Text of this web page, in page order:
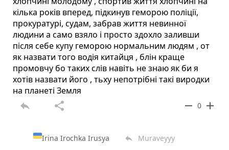
кілька років вперед, підкинув геморою поліції,
прокуратурі, судам, забрав життя невинної
людини а само взяло і просто здохло заливши
після себе купу геморою нормальним людям , от
як назвати того водія китайця , блін краще
промовчу бо таких слів навіть не знаю як би я
хотів назвати його , тьху непотрібні такі виродки
на планеті Земля
reply share remove 0 add
Irina Irochka Irusya reply Muraveyyy